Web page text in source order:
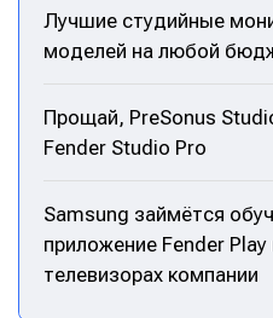
Лучшие студийные
моделей на любой
Прощай, PreSonus
Fender Studio Pro
Samsung займётся
приложение Fender
телевизорах компании